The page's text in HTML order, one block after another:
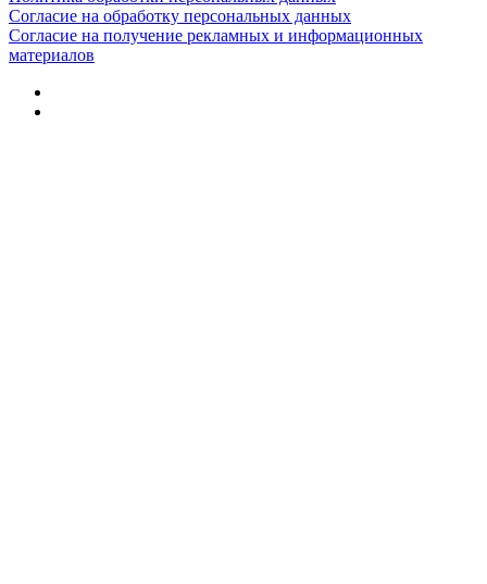
Согласие на обработку персональных данных
Согласие на получение рекламных и информационных
материалов